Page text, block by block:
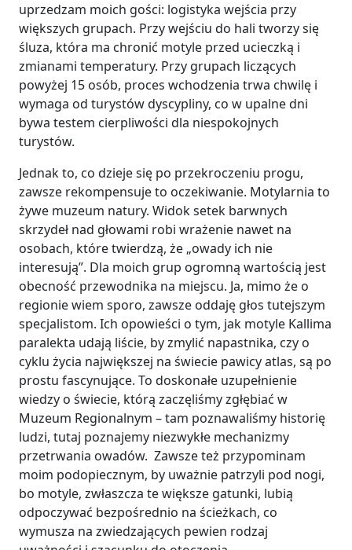
uprzedzam moich gości: logistyka wejścia przy
większych grupach. Przy wejściu do hali tworzy się
śluza, która ma chronić motyle przed ucieczką i
zmianami temperatury. Przy grupach liczących
powyżej 15 osób, proces wchodzenia trwa chwilę i
wymaga od turystów dyscypliny, co w upalne dni
bywa testem cierpliwości dla niespokojnych
turystów.
Jednak to, co dzieje się po przekroczeniu progu,
zawsze rekompensuje to oczekiwanie. Motylarnia to
żywe muzeum natury. Widok setek barwnych
skrzydeł nad głowami robi wrażenie nawet na
osobach, które twierdzą, że „owady ich nie
interesują”. Dla moich grup ogromną wartością jest
obecność przewodnika na miejscu. Ja, mimo że o
regionie wiem sporo, zawsze oddaję głos tutejszym
specjalistom. Ich opowieści o tym, jak motyle Kallima
paralekta udają liście, by zmylić napastnika, czy o
cyklu życia największej na świecie pawicy atlas, są po
prostu fascynujące. To doskonałe uzupełnienie
wiedzy o świecie, którą zaczęliśmy zgłębiać w
Muzeum Regionalnym – tam poznawaliśmy historię
ludzi, tutaj poznajemy niezwykłe mechanizmy
przetrwania owadów. Zawsze też przypominam
moim podopiecznym, by uważnie patrzyli pod nogi,
bo motyle, zwłaszcza te większe gatunki, lubią
odpoczywać bezpośrednio na ścieżkach, co
wymusza na zwiedzających pewien rodzaj